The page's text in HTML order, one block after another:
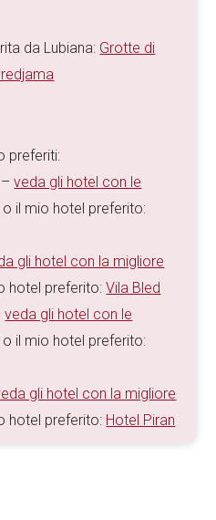
da Lubiana: Grotte di
preferiti:
–veda gli hotel con le
o il mio hotel preferito:
gli hotel con la migliore
hotel preferito:Vila Bled
veda gli hotel con le
o il mio hotel preferito:
gli hotel con la migliore
hotel preferito: Hotel Piran